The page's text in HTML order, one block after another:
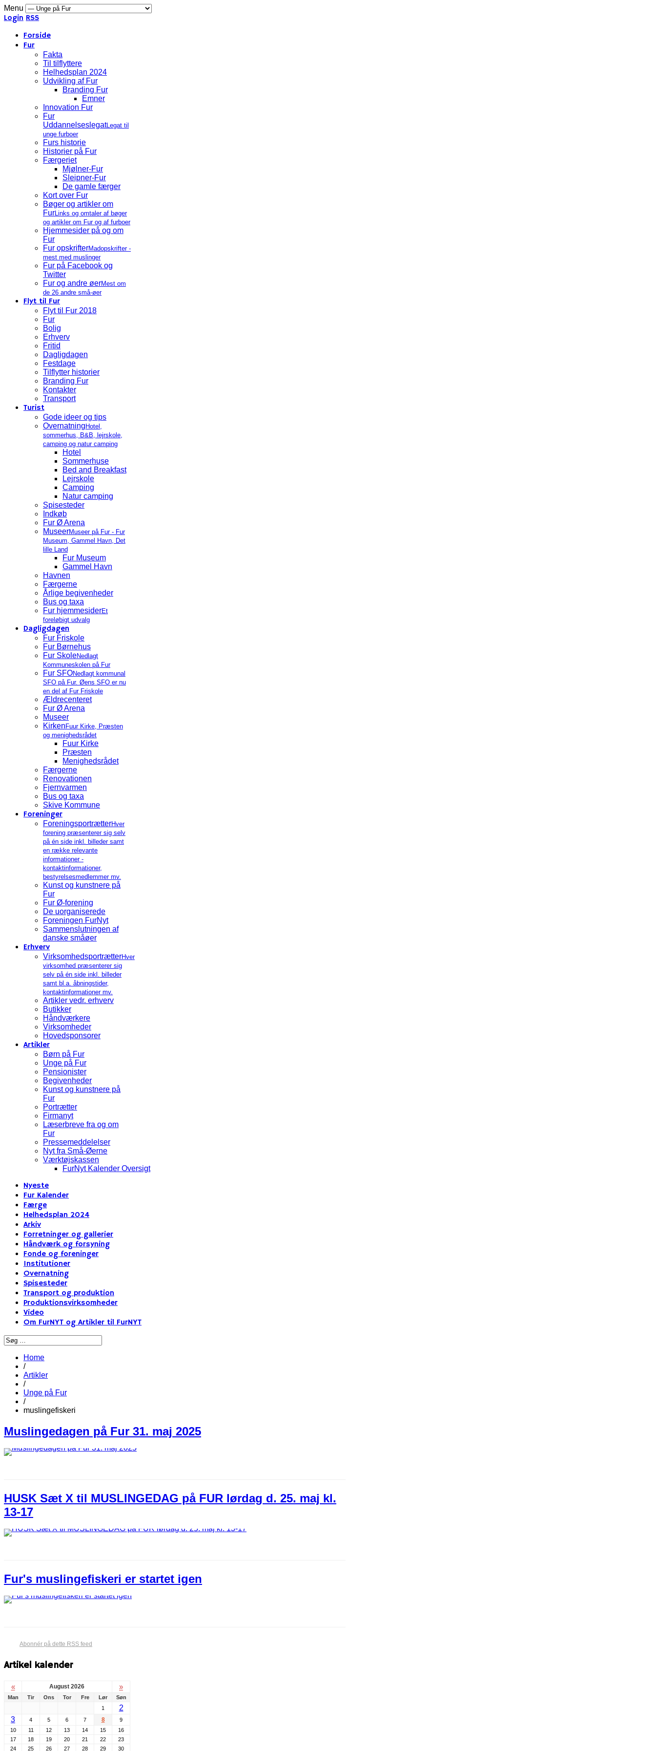
Menu
Login RSS
Forside
Fur
Fakta
Til tilflyttere
Helhedsplan 2024
Udvikling af Fur
Branding Fur
Emner
Innovation Fur
Fur
UddannelseslegatLegat til
unge furboer
Furs historie
Historier på Fur
Færgeriet
Mjølner-Fur
Sleipner-Fur
De gamle færger
Kort over Fur
Bøger og artikler om
FurLinks og omtaler af bøger
og artikler om Fur og af furboer
Hjemmesider på og om
Fur
Fur opskrifterMadopskrifter -
mest med muslinger
Fur på Facebook og
Twitter
Fur og andre øerMest om
de 26 andre små-øer
Flyt til Fur
Flyt til Fur 2018
Fur
Bolig
Erhverv
Fritid
Dagligdagen
Festdage
Tilflytter historier
Branding Fur
Kontakter
Transport
Turist
Gode ideer og tips
Overnatning Hotel,
sommerhus, B&B, lejrskole,
camping og natur camping
Hotel
Sommerhuse
Bed and Breakfast
Lejrskole
Camping
Natur camping
Spisesteder
Indkøb
Fur Ø Arena
MuseerMuseer på Fur - Fur
Museum, Gammel Havn, Det
lille Land
Fur Museum
Gammel Havn
Havnen
Færgerne
Årlige begivenheder
Bus og taxa
Fur hjemmesiderEt
foreløbigt udvalg
Dagligdagen
Fur Friskole
Fur Børnehus
Fur SkoleNedlagt
Kommuneskolen på Fur
Fur SFONedlagt kommunal
SFO på Fur. Øens SFO er nu
en del af Fur Friskole
Ældrecenteret
Fur Ø Arena
Museer
Kirken Fuur Kirke, Præsten
og menighedsrådet
Fuur Kirke
Præsten
Menighedsrådet
Færgerne
Renovationen
Fjernvarmen
Bus og taxa
Skive Kommune
Foreninger
ForeningsportrætterHver
forening præsenterer sig selv
på én side inkl. billeder samt
en række relevante
informationer -
kontaktinformationer,
bestyrelsesmedlemmer mv.
Kunst og kunstnere på
Fur
Fur Ø-forening
De uorganiserede
Foreningen FurNyt
Sammenslutningen af
danske småøer
Erhverv
VirksomhedsportrætterHver
virksomhed præsenterer sig
selv på én side inkl. billeder
samt bl.a. åbningstider,
kontaktinformationer mv.
Artikler vedr. erhverv
Butikker
Håndværkere
Virksomheder
Hovedsponsorer
Artikler
Børn på Fur
Unge på Fur
Pensionister
Begivenheder
Kunst og kunstnere på
Fur
Portrætter
Firmanyt
Læserbreve fra og om
Fur
Pressemeddelelser
Nyt fra Små-Øerne
Værktøjskassen
FurNyt Kalender Oversigt
Nyeste
Fur Kalender
Færge
Helhedsplan 2024
Arkiv
Forretninger og gallerier
Håndværk og forsyning
Fonde og foreninger
Institutioner
Overnatning
Spisesteder
Transport og produktion
Produktionsvirksomheder
Video
Om FurNYT og Artikler til FurNYT
Home
/
Artikler
/
Unge på Fur
/
muslingefiskeri
Muslingedagen på Fur 31. maj 2025
HUSK Sæt X til MUSLINGEDAG på FUR lørdag d. 25. maj kl.
13-17
Fur​'s muslingefiskeri er startet igen
Abonnér på dette RSS feed
Artikel kalender
« August 2026 »
Man Tir Ons Tor Fre Lør
Søn
1
2
3
4 5 6 7 8
9
10
11 12 13 14 15
16
17
18 19 20 21 22
23
24
25 26 27 28 29 30